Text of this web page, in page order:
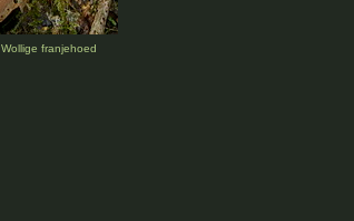
Wollige franjehoed